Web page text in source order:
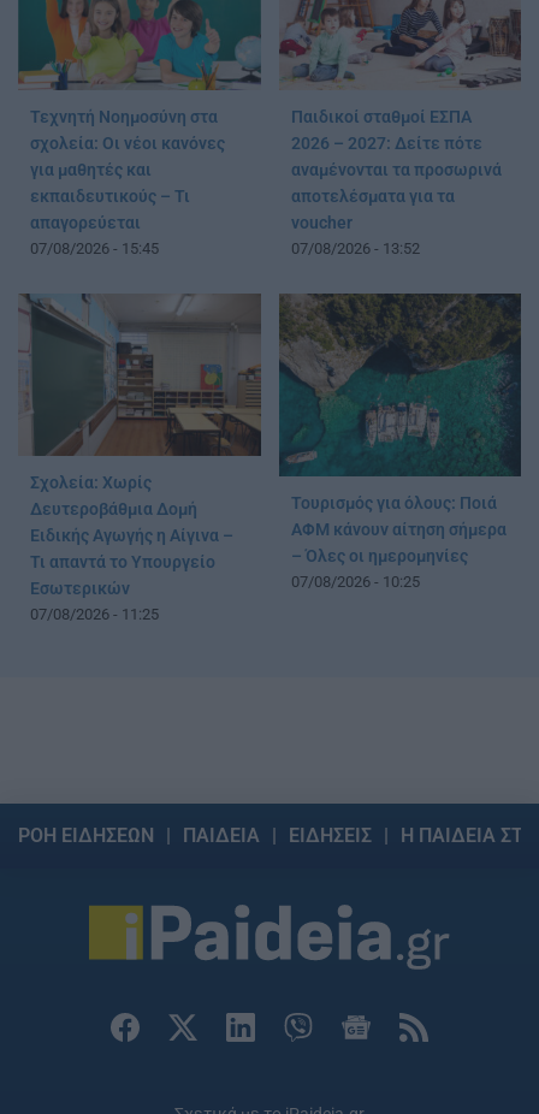
Τεχνητή Νοημοσύνη στα
σχολεία: Οι νέοι κανόνες
για μαθητές και
εκπαιδευτικούς – Τι
απαγορεύεται
07/08/2026 - 15:45
Παιδικοί σταθμοί ΕΣΠΑ
2026 – 2027: Δείτε πότε
αναμένονται τα προσωρινά
αποτελέσματα για τα
voucher
07/08/2026 - 13:52
Σχολεία: Χωρίς
Δευτεροβάθμια Δομή
Ειδικής Αγωγής η Αίγινα –
Τι απαντά το Υπουργείο
Εσωτερικών
07/08/2026 - 11:25
Τουρισμός για όλους: Ποιά
ΑΦΜ κάνουν αίτηση σήμερα
– Όλες οι ημερομηνίες
07/08/2026 - 10:25
ΡΟΗ ΕΙΔΗΣΕΩΝ ΠΑΙΔΕΙΑ ΕΙΔΗΣΕΙΣ Η ΠΑΙΔΕΙΑ